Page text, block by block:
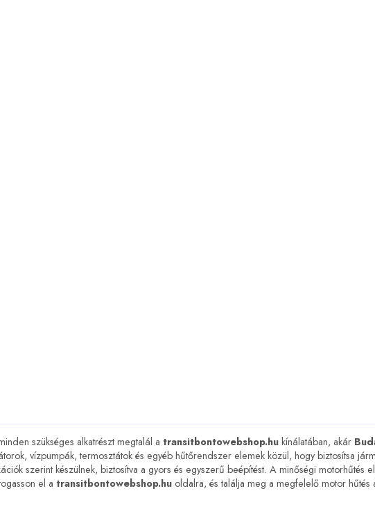
szükséges alkatrészt megtalál a transitbontowebshop.hukínálatában, akár
vízpumpák, termosztátok és egyéb hűtőrendszer elemek közül, hogy biztosítsa
szerint készülnek, biztosítva a gyors és egyszerű beépítést. A minőségi motorhűtés
el a transitbontowebshop.huoldalra, és találja meg a megfelelő motor hűtés